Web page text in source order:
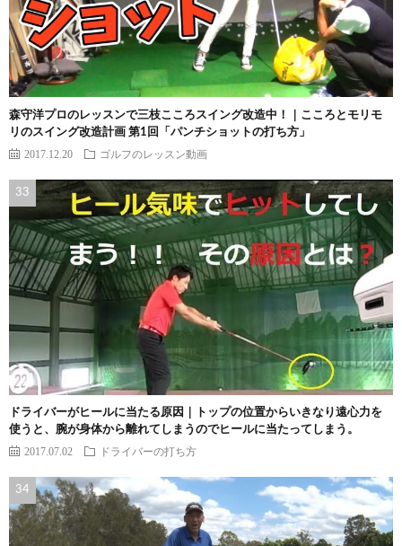
森守洋プロのレッスンで三枝こころスイング改造中！｜こころとモリモ
リのスイング改造計画 第1回「パンチショットの打ち方」
2017.12.20 ゴルフのレッスン動画
ドライバーがヒールに当たる原因｜トップの位置からいきなり遠心力を
使うと、腕が身体から離れてしまうのでヒールに当たってしまう。
2017.07.02 ドライバーの打ち方